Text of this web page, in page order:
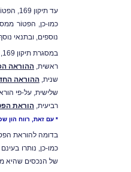
עד תיקון 169, הפטוֹר ממס היווה בגֶדר הוראת-שעה שניתנה רק אם ניירות-הערך נרכשו על-ידי תושב-החוץ בתקופה שבין 1.7.2005 לבין 31.12.2008.
כמו-כן, הפטוֹר
נוספים, ובתנאי
במסגרת תיקון 169, בוצעו מספר שינויים בהוראת הפטוֹר.
ראשית, ההוראה
שנית, ההוראה
שלישית, על-פי
רביעית, הוראת
* עם זאת, רווח הון
בדומה להוראת
כמו-כן, נותרו
של הנכסים שהיא